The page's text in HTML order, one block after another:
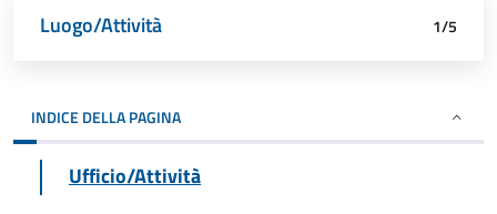
Luogo/Attività
Dettagli appuntamento
Richiedente
Data e orario
Riepilogo 1/5
INDICE DELLA PAGINA
Ufficio/Attività